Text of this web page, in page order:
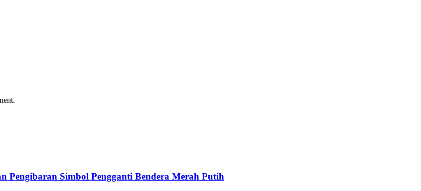
Simbol Pengganti Bendera Merah Putih